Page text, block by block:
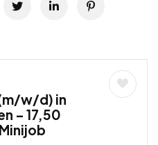
w/d) in
– 17,50